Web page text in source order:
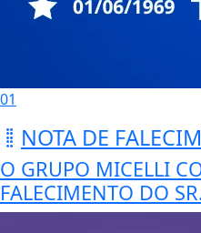
01
NOTA DE
O GRUPO MICELLI
FALECIMENTO DO